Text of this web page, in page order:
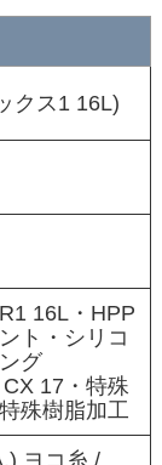
クス1 16L)
16L・HPP
ト・シリコ
グ
CX 17・特殊
殊樹脂加工